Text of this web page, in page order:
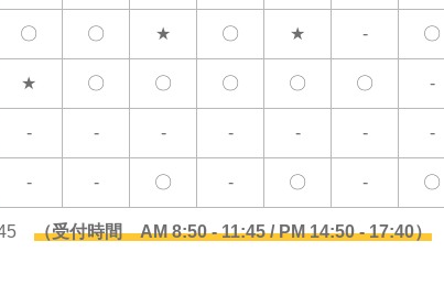
〇 〇 ★ 〇 ★ - 〇
★ 〇 〇 〇 〇 〇 -
- - - - - - -
- - 〇 - 〇 - 〇
（受付時間 AM 8:50 - 11:45 / PM 14:50 - 17:40）